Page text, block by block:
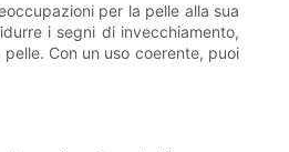
per la pelle alla sua
i segni di invecchiamento,
Con un uso coerente, puoi